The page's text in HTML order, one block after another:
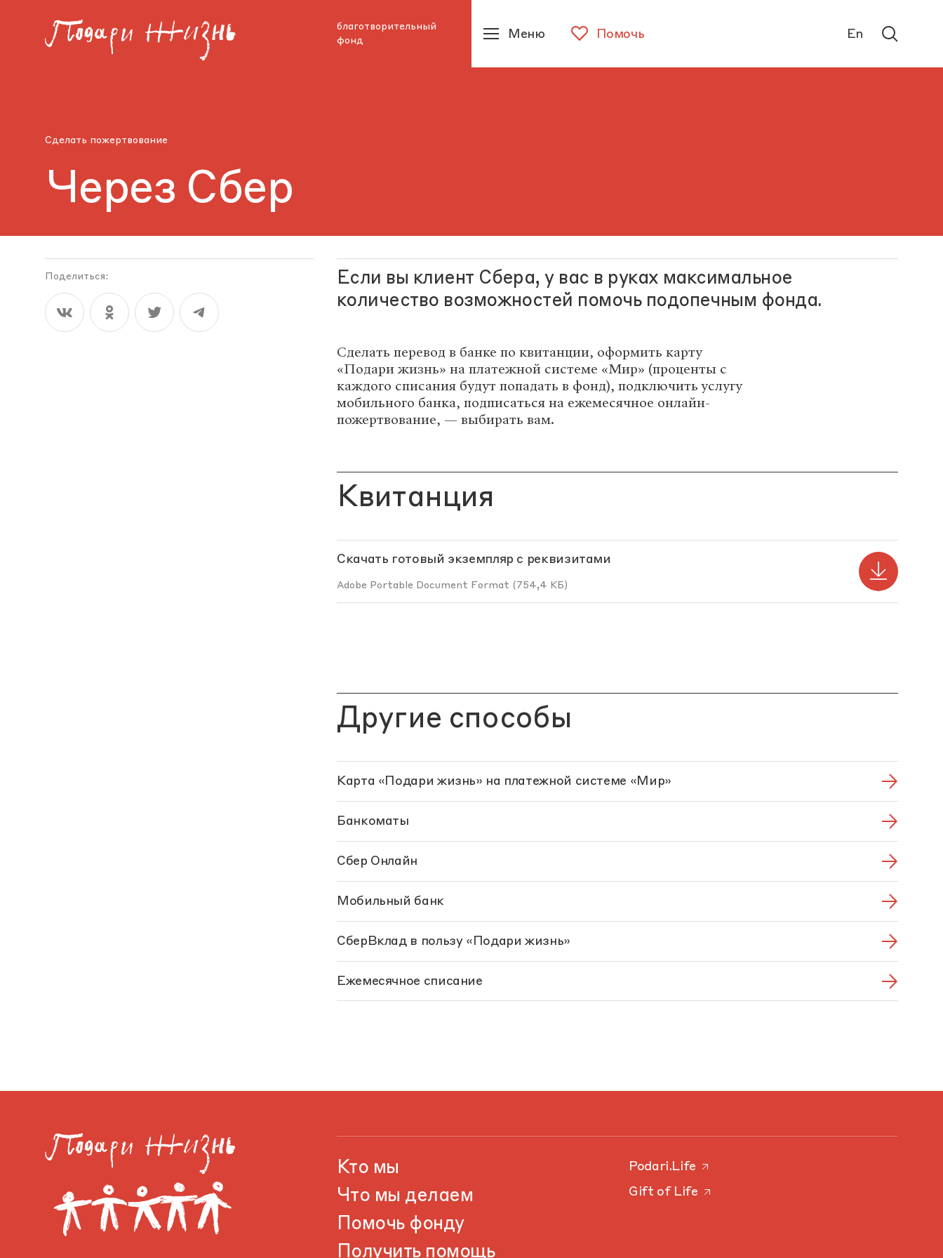
благотворительный
фонд
Помочь
Меню En
Cделать пожертвование
Через Сбер
Поделиться:
Если вы клиент Сбера, у вас в руках максимальное
количество возможностей помочь подопечным фонда.
Сделать перевод в банке по квитанции, оформить карту
«Подари жизнь» на платежной системе «Мир» (проценты с
каждого списания будут попадать в фонд), подключить услугу
мобильного банка, подписаться на ежемесячное онлайн-
пожертвование, — выбирать вам.
Квитанция
Скачать готовый экземпляр с реквизитами
Adobe Portable Document Format (754,4 КБ)
Другие способы
Карта «Подари жизнь» на платежной системе «Мир»
Банкоматы
Сбер Онлайн
Мобильный банк
СберВклад в пользу «Подари жизнь»
Ежемесячное списание
Кто мы
Что мы делаем
Помочь фонду
Получить помощь
Podari.Life
Gift of Life